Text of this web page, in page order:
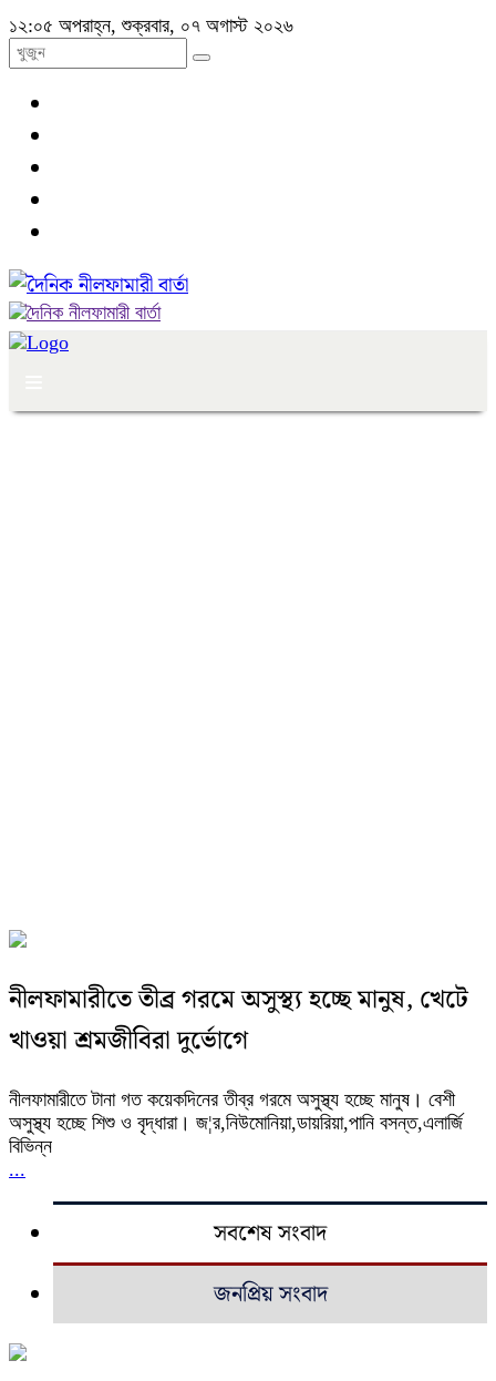
১২:০৫ অপরাহ্ন, শুক্রবার, ০৭ অগাস্ট ২০২৬
নীলফামারীতে তীব্র গরমে অসুস্থ্য হচ্ছে মানুষ, খেটে
খাওয়া শ্রমজীবিরা দুর্ভোগে
নীলফামারীতে টানা গত কয়েকদিনের তীব্র গরমে অসুস্থ্য হচ্ছে মানুষ। বেশী
অসুস্থ্য হচ্ছে শিশু ও বৃদ্ধারা। জ¦র,নিউমোনিয়া,ডায়রিয়া,পানি বসন্ত,এলার্জি
বিভিন্ন
...
সবশেষ সংবাদ
জনপ্রিয় সংবাদ